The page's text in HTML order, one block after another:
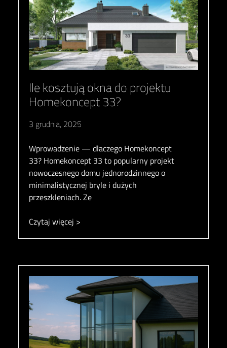
Ile kosztują okna do projektu
Homekoncept 33?
3 grudnia, 2025
Wprowadzenie — dlaczego Homekoncept
33? Homekoncept 33 to popularny projekt
nowoczesnego domu jednorodzinnego o
minimalistycznej bryle i dużych
przeszkleniach. Ze
Czytaj więcej >